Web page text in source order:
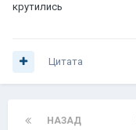
крутились
Цитата
НАЗАД